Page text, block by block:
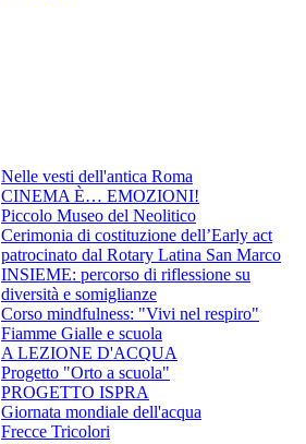
Nelle vesti dell'antica Roma
CINEMA È… EMOZIONI!
Piccolo Museo del Neolitico
Cerimonia di costituzione dell’Early act
patrocinato dal Rotary Latina San Marco
INSIEME: percorso di riflessione su
diversità e somiglianze
Corso mindfulness: "Vivi nel respiro"
Fiamme Gialle e scuola
A LEZIONE D'ACQUA
Progetto "Orto a scuola"
PROGETTO ISPRA
Giornata mondiale dell'acqua
Frecce Tricolori